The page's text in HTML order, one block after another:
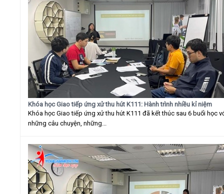
Khóa học Giao tiếp ứng xử thu hút K111: Hành trình nhiều kỉ niệm
Khóa học Giao tiếp ứng xử thu hút K111 đã kết thúc sau 6 buổi học
những câu chuyện, những...